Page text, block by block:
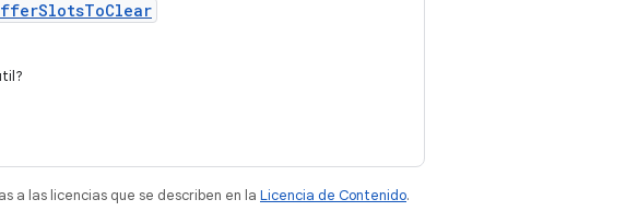
a las licencias que se describen en la Licencia de Contenido.